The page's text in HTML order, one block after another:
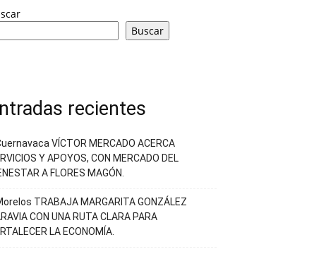
Buscar
recientes
VÍCTOR MERCADO ACERCA
Y APOYOS, CON MERCADO DEL
A FLORES MAGÓN.
TRABAJA MARGARITA GONZÁLEZ
CON UNA RUTA CLARA PARA
LA ECONOMÍA.